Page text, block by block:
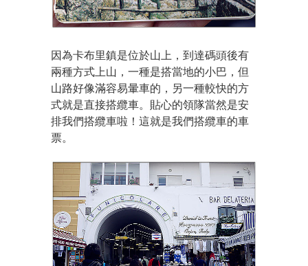
因為卡布里鎮是位於山上，到達碼頭後有
兩種方式上山，一種是搭當地的小巴，但
山路好像滿容易暈車的，另一種較快的方
式就是直接搭纜車。貼心的領隊當然是安
排我們搭纜車啦！這就是我們搭纜車的車
票。